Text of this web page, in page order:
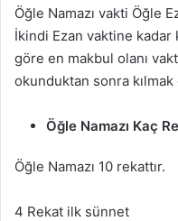
Öğle Namazı vakti Öğle
İkindi Ezan vaktine kadar
göre en makbul olanı
okunduktan sonra
Öğle Namazı Kaç
Öğle Namazı 10 rekattır.
4 Rekat ilk sünnet